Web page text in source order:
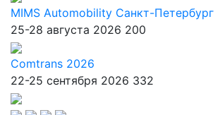
MIMS Automobility Санкт-Петербург
25-28 августа 2026 200
Comtrans 2026
22-25 сентября 2026 332